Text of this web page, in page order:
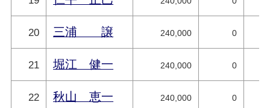
20 三浦 譲 240,000 0
21 堀江 健一 240,000 0
22 秋山 恵一 240,000 0